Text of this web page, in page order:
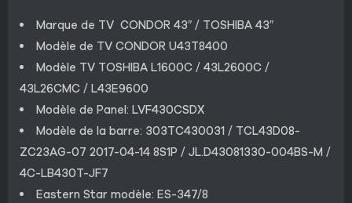
Marque de TV CONDOR 43″ / TOSHIBA 43″
Modèle de TV CONDOR U43T8400
Modèle TV TOSHIBA L1600C / 43L2600C /
43L26CMC / L43E9600
Modèle de Panel: LVF430CSDX
Modèle de la barre: 303TC430031 / TCL43D08-
ZC23AG-07 2017-04-14 8S1P / JL.D43081330-004BS-M /
4C-LB430T-JF7
Eastern Star modèle: ES-347/8